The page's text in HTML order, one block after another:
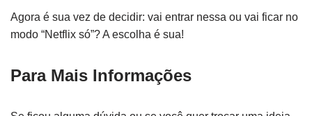
Agora é sua vez de decidir: vai entrar nessa ou vai ficar no
modo “Netflix só”? A escolha é sua!
Para Mais Informações